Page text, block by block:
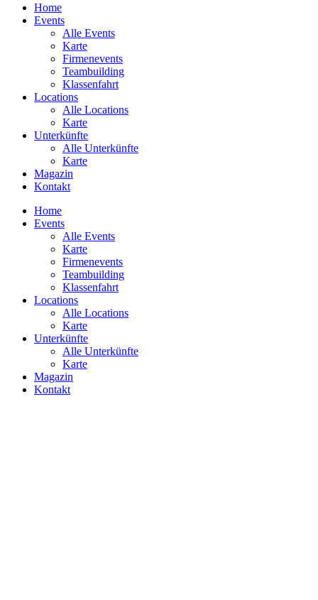
Home
Events
Alle Events
Karte
Firmenevents
Teambuilding
Klassenfahrt
Locations
Alle Locations
Karte
Unterkünfte
Alle Unterkünfte
Karte
Magazin
Kontakt
Home
Events
Alle Events
Karte
Firmenevents
Teambuilding
Klassenfahrt
Locations
Alle Locations
Karte
Unterkünfte
Alle Unterkünfte
Karte
Magazin
Kontakt